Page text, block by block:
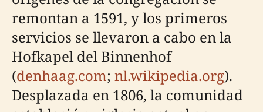
remontan a 1591, y los primeros
servicios se llevaron a cabo en la
Hofkapel del Binnenhof
(denhaag.com; nl.wikipedia.org).
Desplazada en 1806, la comunidad